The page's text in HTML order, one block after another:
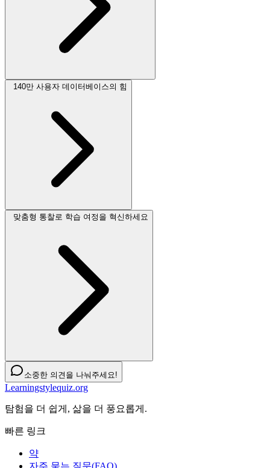
140만 사용자 데이터베이스의 힘
맞춤형 통찰로 학습 여정을 혁신하세요
소중한 의견을 나눠주세요!
Learningstylequiz.org
탐험을 더 쉽게, 삶을 더 풍요롭게.
빠른 링크
약
자주 묻는 질문(FAQ)